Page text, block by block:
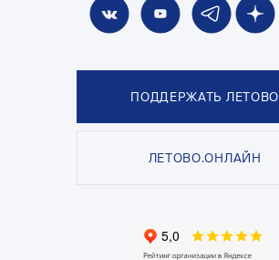
ПОДДЕРЖАТЬ ЛЕТОВО
ЛЕТОВО.ОНЛАЙН